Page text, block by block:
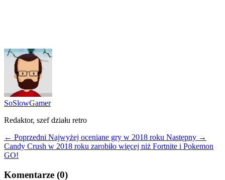
SoSlowGamer
Redaktor, szef działu retro
← Poprzedni Najwyżej oceniane gry w 2018 roku Następny →
Candy Crush w 2018 roku zarobiło więcej niż Fortnite i Pokemon
GO!
Komentarze (0)